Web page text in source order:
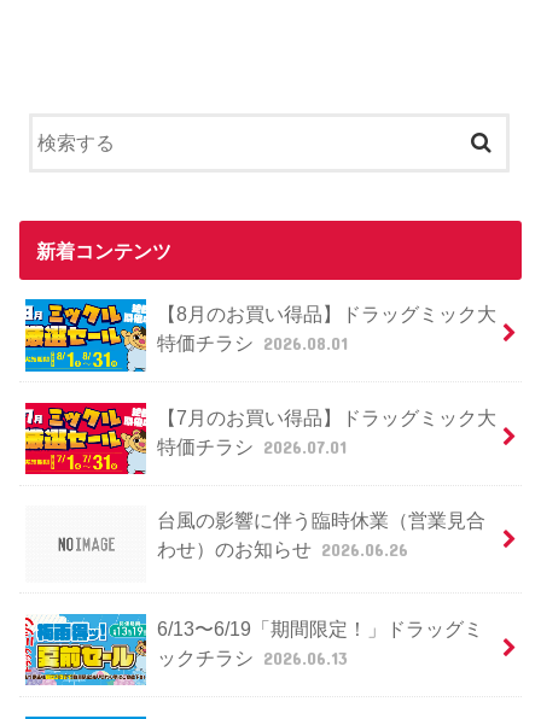
新着コンテンツ
【8月のお買い得品】ドラッグミック大
特価チラシ 2026.08.01
【7月のお買い得品】ドラッグミック大
特価チラシ 2026.07.01
台風の影響に伴う臨時休業（営業見合
わせ）のお知らせ 2026.06.26
6/13〜6/19「期間限定！」ドラッグミ
ックチラシ 2026.06.13